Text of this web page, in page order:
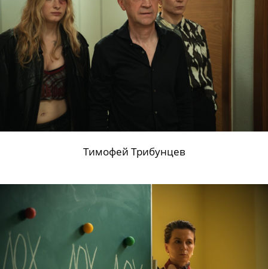
Алексей Золотовицкий